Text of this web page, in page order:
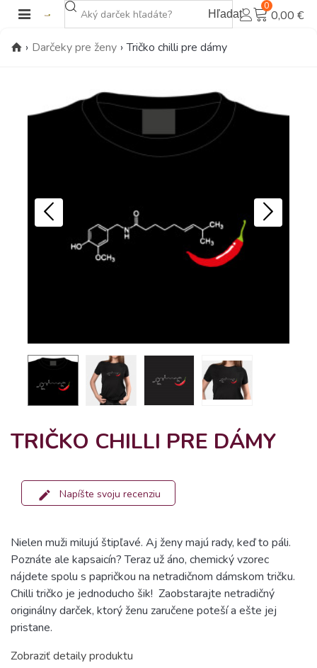
Hľadať
0
0,00 €
› Darčeky pre ženy › Tričko chilli pre dámy
TRIČKO CHILLI PRE DÁMY
Napíšte svoju recenziu
Nielen muži milujú štipľavé. Aj ženy majú rady, keď to páli.
Poznáte ale kapsaicín? Teraz už áno, chemický vzorec
nájdete spolu s papričkou na netradičnom dámskom tričku.
Chilli tričko je jednoducho šik! Zaobstarajte netradičný
originálny darček, ktorý ženu zaručene potešía ešte jej
pristane.
Zobraziť detaily produktu